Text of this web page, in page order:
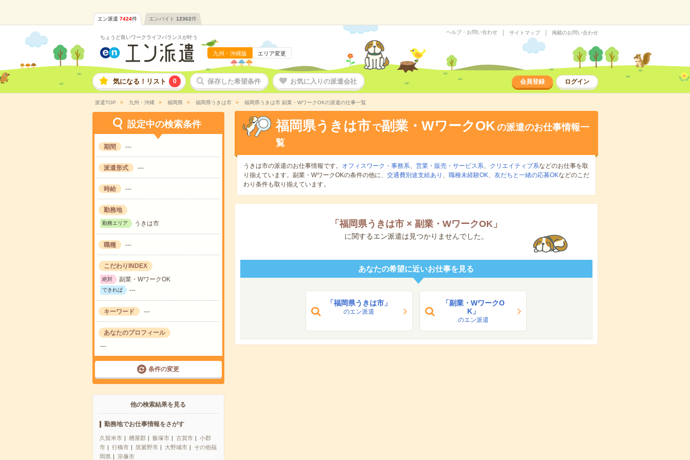
エン派遣 7424件 エンバイト 12362件
ちょうど良いワークライフバランスが叶う
九州・沖縄版 エリア変更
ヘルプ・お問い合わせ サイトマップ 掲載のお問い合わせ
気になる！リスト 0 保存した希望条件 お気に入りの派遣会社 会員登録 ログイン
派遣TOP 九州・沖縄 福岡県 福岡県うきは市 福岡県うきは市 副業・WワークOKの派遣の仕事一覧
設定中の検索条件
期間 ---
派遣形式 ---
時給 ---
勤務地
勤務エリア うきは市
職種 ---
こだわりINDEX
絶対 副業・WワークOK
できれば ---
キーワード ---
あなたのプロフィール
---
条件の変更
他の検索結果を見る
勤務地でお仕事情報をさがす
久留米市 糟屋郡 飯塚市 古賀市
小郡
市
行橋市 筑紫野市 大野城市
その他福
岡県
宗像市
福岡県うきは市 で副業・WワークOKの派遣のお仕事情報一
覧
うきは市の派遣のお仕事情報です。 オフィスワーク・事務系、 営業・販売・サービス系、 クリエイティブ系などのお仕事を取
り揃えています。副業・WワークOKの条件の他に、 交通費別途支給あり 、 職種未経験OK、 友だちと一緒の応募OKなどのこだ
わり条件も取り揃えています。
「 福岡県うきは市 × 副業・WワークOK 」
に関するエン派遣は見つかりませんでした。
あなたの希望に近いお仕事を見る
「福岡県うきは市」
のエン派遣
「副業・WワークO
K」
のエン派遣